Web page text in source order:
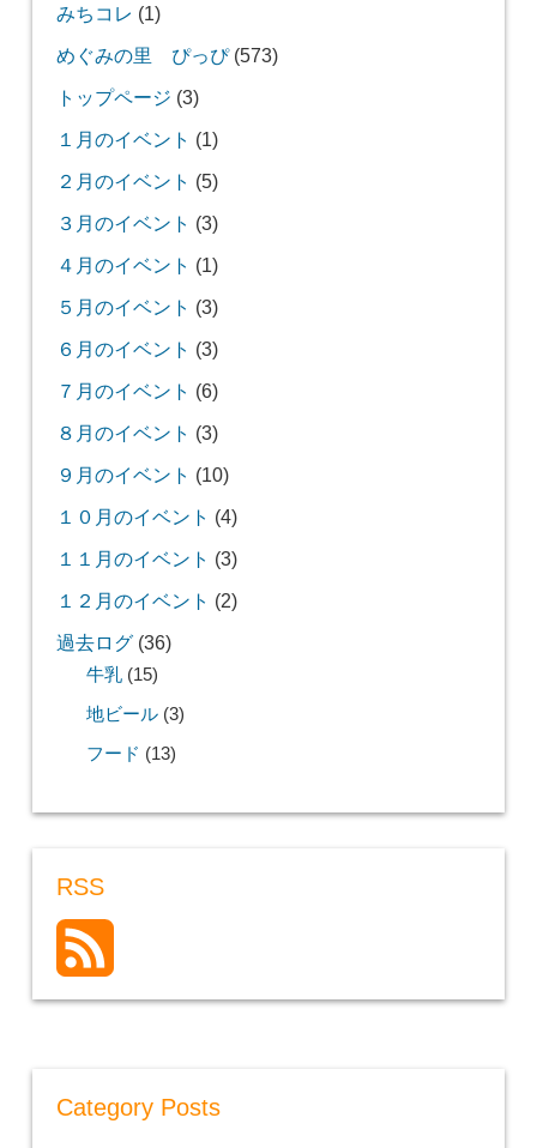
みちコレ (1)
めぐみの里 ぴっぴ(573)
トップページ (3)
１月のイベント (1)
２月のイベント (5)
３月のイベント (3)
４月のイベント (1)
５月のイベント (3)
６月のイベント (3)
７月のイベント (6)
８月のイベント (3)
９月のイベント (10)
１０月のイベント (4)
１１月のイベント (3)
１２月のイベント (2)
過去ログ(36)
牛乳(15)
地ビール(3)
フード (13)
RSS
Category Posts